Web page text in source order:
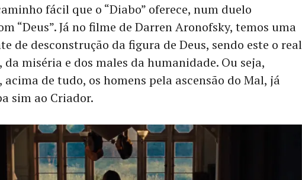
fácil que o “Diabo” oferece, num duelo
“Deus”. Já no filme de Darren Aronofsky, temos uma
de desconstrução da figura de Deus, sendo este o real
miséria e dos males da humanidade. Ou seja,
de tudo, os homens pela ascensão do Mal, já
sim ao Criador.